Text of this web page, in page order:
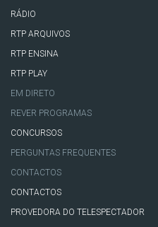
RÁDIO
RTP ARQUIVOS
RTP ENSINA
RTP PLAY
EM DIRETO
REVER PROGRAMAS
CONCURSOS
PERGUNTAS FREQUENTES
CONTACTOS
CONTACTOS
PROVEDORA DO TELESPECTADOR